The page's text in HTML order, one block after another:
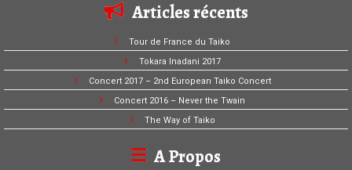
Articles récents
Tour de France du Taiko
Tokara Inadani 2017
Concert 2017 – 2nd European Taiko Concert
Concert 2016 – Never the Twain
The Way of Taiko
A Propos